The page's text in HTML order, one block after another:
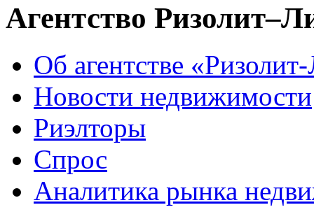
Агентство
Об агентстве
Новости недвижимости
Риэлторы
Спрос
Аналитика рынка